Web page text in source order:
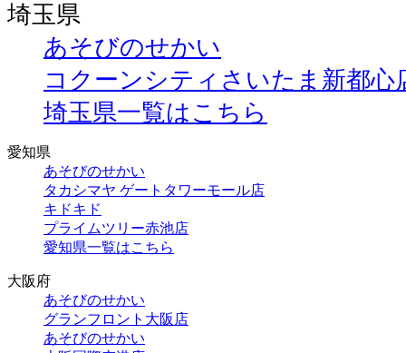
埼玉県
あそびのせかい
コクーンシティさいたま新都心
埼玉県一覧はこちら
愛知県
あそびのせかい
タカシマヤ ゲートタワーモール店
キドキド
プライムツリー赤池店
愛知県一覧はこちら
大阪府
あそびのせかい
グランフロント大阪店
あそびのせかい